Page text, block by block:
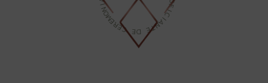
O
F
I
C
I
A
N
T
E
D
E
C
E
R
E
M
O
N